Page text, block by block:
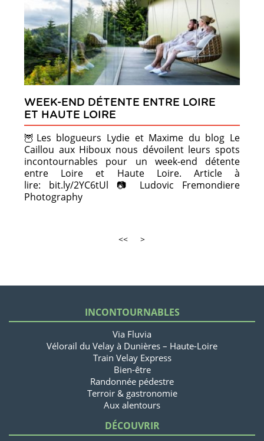
WEEK-END DÉTENTE ENTRE LOIRE
ET HAUTE LOIRE
🦉Les blogueurs Lydie et Maxime du blog Le
Caillou aux Hiboux nous dévoilent leurs spots
incontournables pour un week-end détente
entre Loire et Haute Loire. Article à
lire: bit.ly/2YC6tUl 📷 Ludovic Fremondiere
Photography
<< >
INCONTOURNABLES
Via Fluvia
Vélorail du Velay à Dunières – Haute-Loire
Train Velay Express
Bien-être
Randonnée pédestre
Terroir & gastronomie
Aux alentours
DÉCOUVRIR